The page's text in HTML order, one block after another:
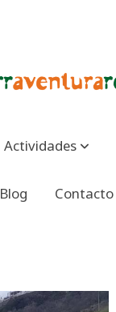
Actividades
Blog
Contacto